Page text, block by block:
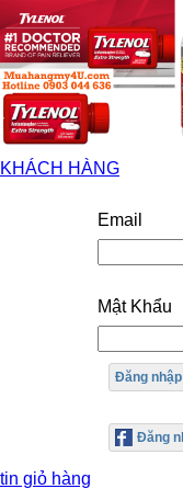
KHÁCH HÀNG
Email
Mật Khẩu
Đăng nhập
tin giỏ hàng